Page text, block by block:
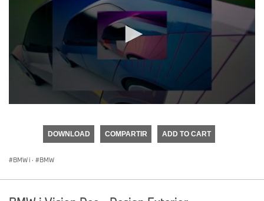
seconds
DOWNLOAD COMPARTIR ADD TO CART
BMW i · BMW